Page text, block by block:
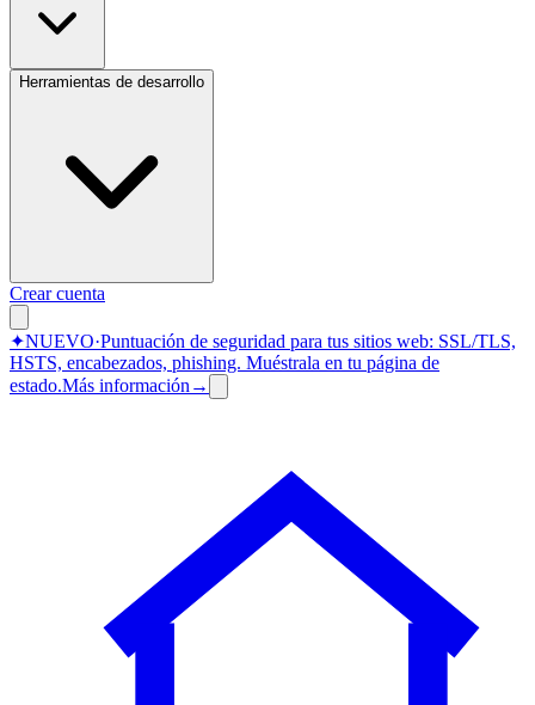
Herramientas de desarrollo
Crear cuenta
✦NUEVO·Puntuación de seguridad para tus sitios web: SSL/TLS,
HSTS, encabezados, phishing. Muéstrala en tu página de
estado.Más información →